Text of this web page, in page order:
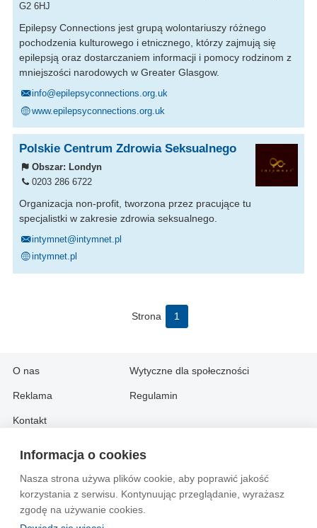
Informacja o cookies
Nasza strona używa plików cookie, aby poprawić jakość
korzystania z serwisu. Kontynuując przeglądanie, wyrażasz
zgodę na używanie cookies.
G2 6HJ
Epilepsy Connections jest grupą wolontariuszy różnego
pochodzenia kulturowego i etnicznego, którzy zajmują się
epilepsją oraz dostarczaniem informacji i pomocy rodzinom z
mniejszości narodowych w Greater Glasgow.
info@epilepsyconnections.org.uk
www.epilepsyconnections.org.uk
Polskie Centrum Zdrowia Seksualnego
Obszar: Londyn
0203 286 6722
Organizacja non-profit, tworzona przez pracujące tu
specjalistki w zakresie zdrowia seksualnego.
intymnet@intymnet.pl
intymnet.pl
Strona 1
O nas
Reklama
Kontakt
Wytyczne dla społeczności
Regulamin
Information in English:
About
Advertise
Contact